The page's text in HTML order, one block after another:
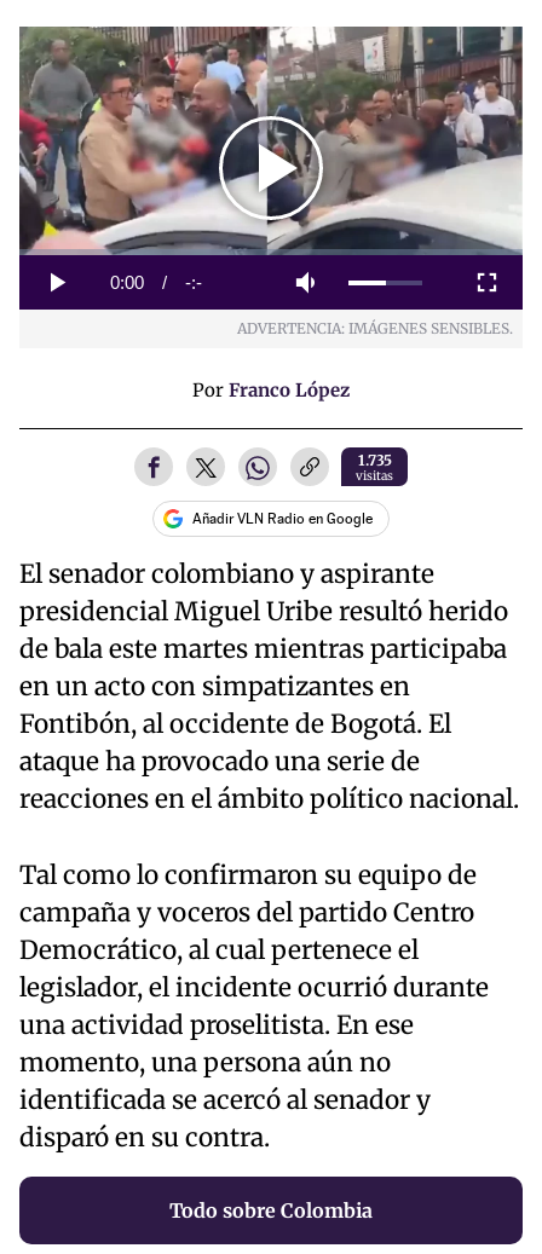
Play
Video
Play Mute
Current
0:00 / Duration
-:-
Loaded:
Fullscreen
ADVERTENCIA: IMÁGENES SENSIBLES.
Por Franco López
1.735
visitas
Añadir VLN Radio en Google
El senador colombiano y aspirante
presidencial Miguel Uribe resultó herido
de bala este martes mientras participaba
en un acto con simpatizantes en
Fontibón, al occidente de Bogotá. El
ataque ha provocado una serie de
reacciones en el ámbito político nacional.
Tal como lo confirmaron su equipo de
campaña y voceros del partido Centro
Democrático, al cual pertenece el
legislador, el incidente ocurrió durante
una actividad proselitista. En ese
momento, una persona aún no
identificada se acercó al senador y
disparó en su contra.
Todo sobre Colombia